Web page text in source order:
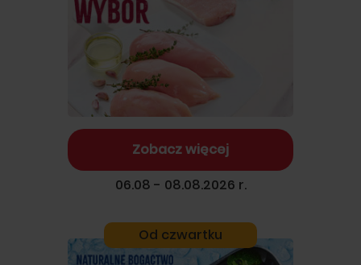
Zobacz więcej
06.08 - 08.08.2026 r.
Od czwartku